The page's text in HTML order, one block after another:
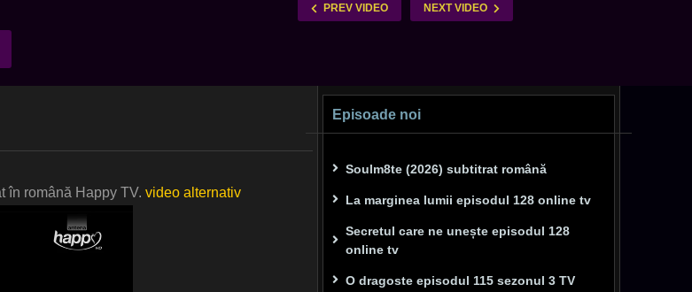
PREV VIDEO NEXT VIDEO
în română Happy TV. video alternativ
Episoade noi
Soulm8te (2026) subtitrat română
La marginea lumii episodul 128 online tv
Secretul care ne unește episodul 128
online tv
O dragoste episodul 115 sezonul 3 TV